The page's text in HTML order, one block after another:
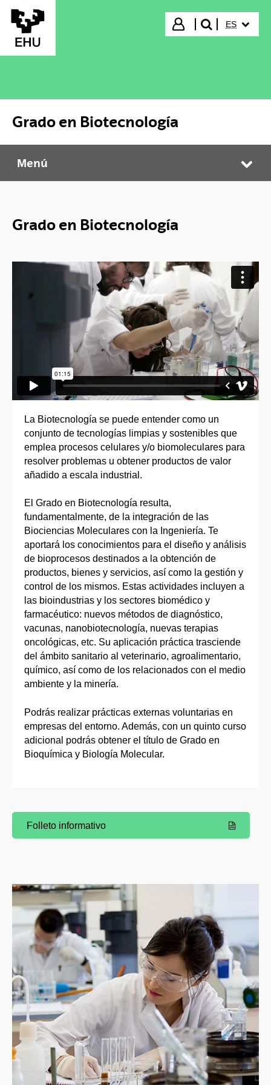
Saltar al contenido principal
Iniciar sesión
buscar"
ES
Grado en Biotecnología
Grado en Biotecnología
Menú
Grado en Biotecnología
La Biotecnología se puede entender como un
conjunto de tecnologías limpias y sostenibles que
emplea procesos celulares y/o biomoleculares para
resolver problemas u obtener productos de valor
añadido a escala industrial.
El Grado en Biotecnología resulta,
fundamentalmente, de la integración de las
Biociencias Moleculares con la Ingeniería. Te
aportará los conocimientos para el diseño y análisis
de bioprocesos destinados a la obtención de
productos, bienes y servicios, así como la gestión y
control de los mismos. Estas actividades incluyen a
las bioindustrias y los sectores biomédico y
farmacéutico: nuevos métodos de diagnóstico,
vacunas, nanobiotecnología, nuevas terapias
oncológicas, etc. Su aplicación práctica trasciende
del ámbito sanitario al veterinario, agroalimentario,
químico, así como de los relacionados con el medio
ambiente y la minería.
Podrás realizar prácticas externas voluntarias en
empresas del entorno. Además, con un quinto curso
adicional podrás obtener el título de Grado en
Bioquímica y Biología Molecular.
(Abre una nueva ventana)
Folleto informativo